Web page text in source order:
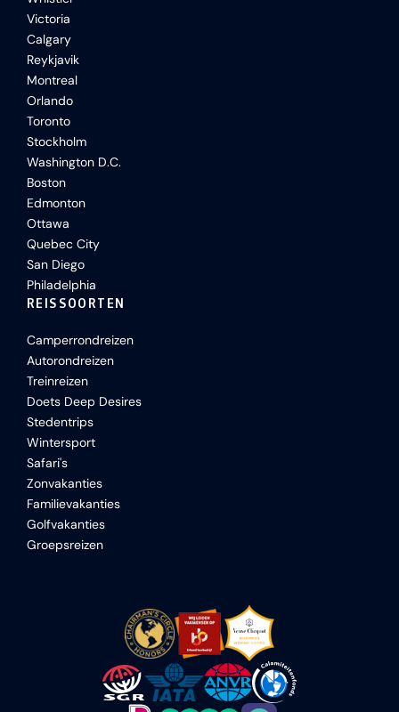
Victoria
Calgary
Reykjavik
Montreal
Orlando
Toronto
Stockholm
Washington D.C.
Boston
Edmonton
Ottawa
Quebec City
San Diego
Philadelphia
REISSOORTEN
Camperrondreizen
Autorondreizen
Treinreizen
Doets Deep Desires
Stedentrips
Wintersport
Safari's
Zonvakanties
Familievakanties
Golfvakanties
Groepsreizen